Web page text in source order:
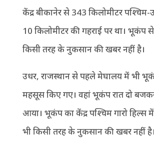
केंद्र बीकानेर से 343 किलोमीटर पश्चिम-
10 किलोमीटर की गहराई पर था। भूकंप
किसी तरह के नुकसान की खबर नहीं है।
उधर, राजस्थान से पहले मेघालय में भी
महसूस किए गए। वहां भूकंप रात दो
आया। भूकंप का केंद्र पश्चिम गारो हिल्स
भी किसी तरह के नुकसान की खबर नहीं है।